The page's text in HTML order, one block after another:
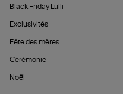
Black Friday Lulli
Exclusivités
Fête des mères
Cérémonie
Noël